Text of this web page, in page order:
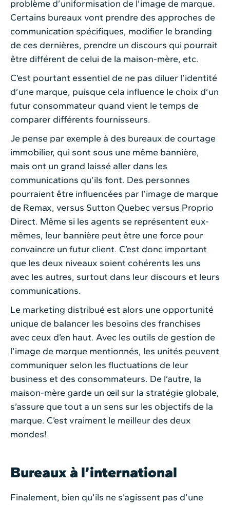
problème d’uniformisation de l’image de marque.
Certains bureaux vont prendre des approches de
communication spécifiques, modifier le branding
de ces dernières, prendre un discours qui pourrait
être différent de celui de la maison-mère, etc.
C’est pourtant essentiel de ne pas diluer l’identité
d’une marque, puisque cela influence le choix d’un
futur consommateur quand vient le temps de
comparer différents fournisseurs.
Je pense par exemple à des bureaux de courtage
immobilier, qui sont sous une même bannière,
mais ont un grand laissé aller dans les
communications qu’ils font. Des personnes
pourraient être influencées par l’image de marque
de Remax, versus Sutton Quebec versus Proprio
Direct. Même si les agents se représentent eux-
mêmes, leur bannière peut être une force pour
convaincre un futur client. C’est donc important
que les deux niveaux soient cohérents les uns
avec les autres, surtout dans leur discours et leurs
communications.
Le marketing distribué est alors une opportunité
unique de balancer les besoins des franchises
avec ceux d’en haut. Avec les outils de gestion de
l’image de marque mentionnés, les unités peuvent
communiquer selon les fluctuations de leur
business et des consommateurs. De l’autre, la
maison-mère garde un œil sur la stratégie globale,
s’assure que tout a un sens sur les objectifs de la
marque. C’est vraiment le meilleur des deux
mondes!
Bureaux à l’international
Finalement, bien qu’ils ne s’agissent pas d’une